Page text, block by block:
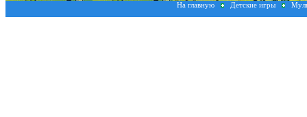
На главную Детские игры